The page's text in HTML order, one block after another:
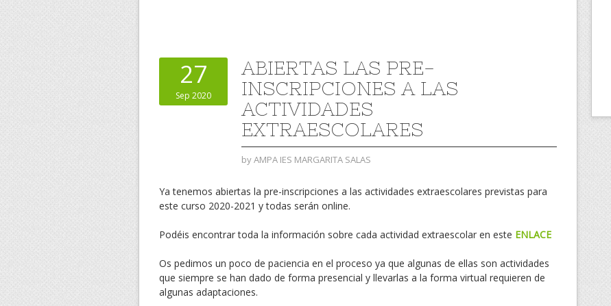
27
Sep 2020
ABIERTAS LAS PRE-
INSCRIPCIONES A LAS
ACTIVIDADES
EXTRAESCOLARES
byAMPA IES MARGARITA SALAS
Ya tenemos abiertas la pre-inscripciones a las actividades extraescolares previstas para
este curso 2020-2021 y todas serán online.
Podéis encontrar toda la información sobre cada actividad extraescolar en este ENLACE
Os pedimos un poco de paciencia en el proceso ya que algunas de ellas son actividades
que siempre se han dado de forma presencial y llevarlas a la forma virtual requieren de
algunas adaptaciones.